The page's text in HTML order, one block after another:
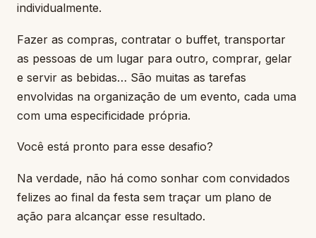
individualmente.
Fazer as compras, contratar o buffet, transportar
as pessoas de um lugar para outro, comprar, gelar
e servir as bebidas… São muitas as tarefas
envolvidas na organização de um evento, cada uma
com uma especificidade própria.
Você está pronto para esse desafio?
Na verdade, não há como sonhar com convidados
felizes ao final da festa sem traçar um plano de
ação para alcançar esse resultado.